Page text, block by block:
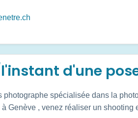
l'instant d'une
photographe spécialisée dans la
à Genève , venez réaliser un